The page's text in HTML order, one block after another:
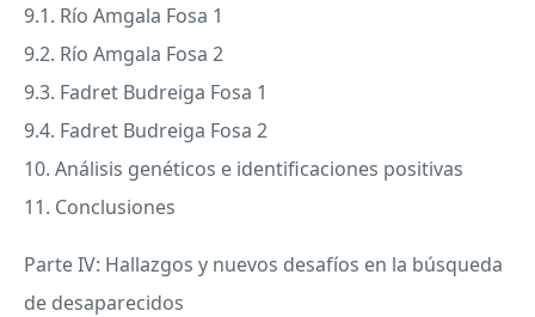
9.1. Río Amgala Fosa 1
9.2. Río Amgala Fosa 2
9.3. Fadret Budreiga Fosa 1
9.4. Fadret Budreiga Fosa 2
10. Análisis genéticos e identificaciones positivas
11. Conclusiones
Parte IV: Hallazgos y nuevos desafíos en la búsqueda
de desaparecidos